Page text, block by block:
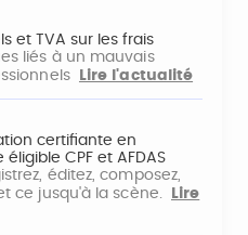
et TVA sur les frais
liés à un mauvais
Lire l'actualité
certifiante en
CPF et AFDAS
éditez, composez,
ce jusqu'à la scène.
Lire